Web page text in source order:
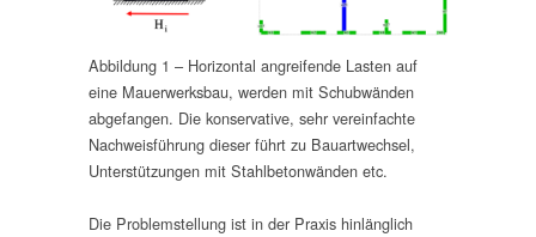
Abbildung 1 – Horizontal angreifende Lasten auf
eine Mauerwerksbau, werden mit Schubwänden
abgefangen. Die konservative, sehr vereinfachte
Nachweisführung dieser führt zu Bauartwechsel,
Unterstützungen mit Stahlbetonwänden etc.
Die Problemstellung ist in der Praxis hinlänglich